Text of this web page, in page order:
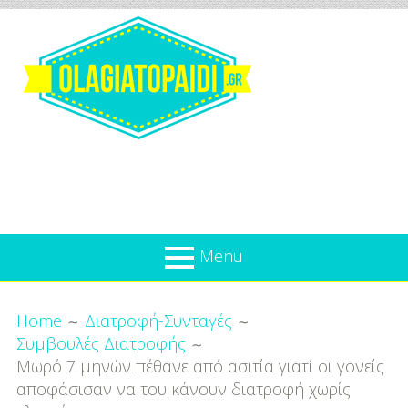
content
Menu
Για
το
Παιδί
Επικαιρότητα
Προσφορές
Home
Διατροφή-Συνταγές
Συμβουλές Διατροφής
Μωρό 7 μηνών πέθανε από ασιτία γιατί οι γονείς
αποφάσισαν να του κάνουν διατροφή χωρίς